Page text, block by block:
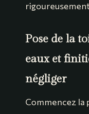
Pose de la
eaux et
négliger
Commencez la